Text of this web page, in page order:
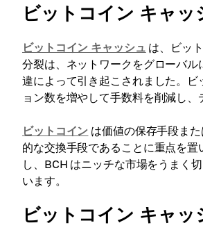
ビットコイン キャッ
ビットコイン キャッシュ は、ビッ
分裂は、ネットワークをグローバ
違によって引き起こされました。
ョン数を増やして手数料を削減し
ビットコイン は価値の保存手段ま
的な交換手段であることに重点を置
し、BCH はニッチな市場をうまく
います。
ビットコイン キャ